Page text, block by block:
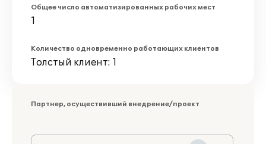
Общее число автоматизированных рабочих мест
1
Количество одновременно работающих клиентов
Толстый клиент: 1
Партнер, осуществивший внедрение/проект